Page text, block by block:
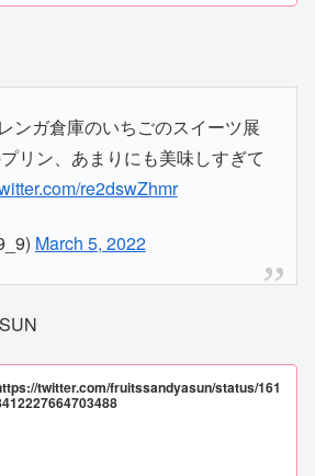
ンガ倉庫のいちごのスイーツ展
リン、あまりにも美味しすぎて
re2dswZhmr
March 5, 2022
twitter.com/fruitssandyasun/status/161